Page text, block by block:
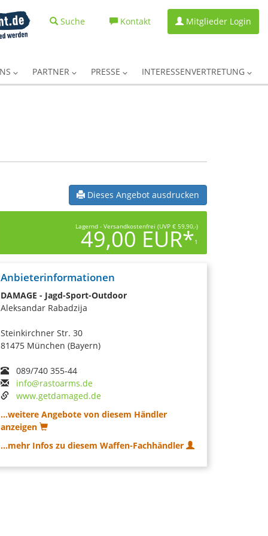
Suche Kontakt Mitglieder Login
PARTNER PRESSE INTERESSENVERTRETUNG
Dieses Angebot ausdrucken
Lagernd - Versandkostenfrei (UVP € 59,90,-)
49,00 EUR*1
Anbieterinformationen
DAMAGE - Jagd-Sport-Outdoor
Aleksandar Rabadzija
Steinkirchner Str. 30
81475 München (Bayern)
089/740 355-44
info@rastoarms.de
www.getdamaged.de
...weitere Angebote von diesem Händler
anzeigen
...mehr Infos zu diesem Waffen-Fachhändler